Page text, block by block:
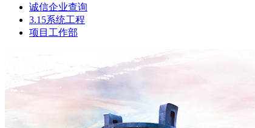
诚信企业查询
3.15系统工程
项目工作部